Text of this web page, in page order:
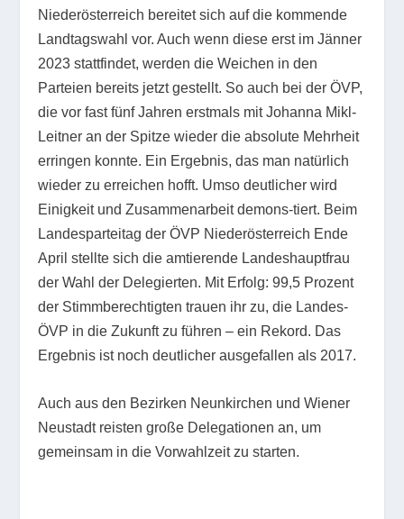
Niederösterreich bereitet sich auf die kommende
Landtagswahl vor. Auch wenn diese erst im Jänner
2023 stattfindet, werden die Weichen in den
Parteien bereits jetzt gestellt. So auch bei der ÖVP,
die vor fast fünf Jahren erstmals mit Johanna Mikl-
Leitner an der Spitze wieder die absolute Mehrheit
erringen konnte. Ein Ergebnis, das man natürlich
wieder zu erreichen hofft. Umso deutlicher wird
Einigkeit und Zusammenarbeit demons-tiert. Beim
Landesparteitag der ÖVP Niederösterreich Ende
April stellte sich die amtierende Landeshauptfrau
der Wahl der Delegierten. Mit Erfolg: 99,5 Prozent
der Stimmberechtigten trauen ihr zu, die Landes-
ÖVP in die Zukunft zu führen – ein Rekord. Das
Ergebnis ist noch deutlicher ausgefallen als 2017.
Auch aus den Bezirken Neunkirchen und Wiener
Neustadt reisten große Delegationen an, um
gemeinsam in die Vorwahlzeit zu starten.